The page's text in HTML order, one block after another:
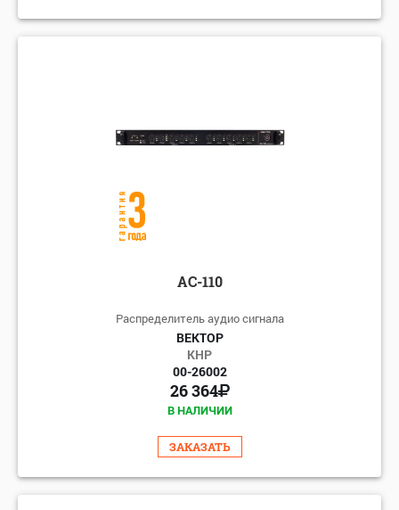
АС-110
Распределитель аудио сигнала
ВЕКТОР
КНР
00-26002
26 364
В НАЛИЧИИ
ЗАКАЗАТЬ